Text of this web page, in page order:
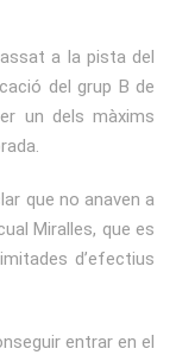
a la pista del
del grup B de
un dels màxims
que no anaven a
Miralles, que es
d’efectius
entrar en el